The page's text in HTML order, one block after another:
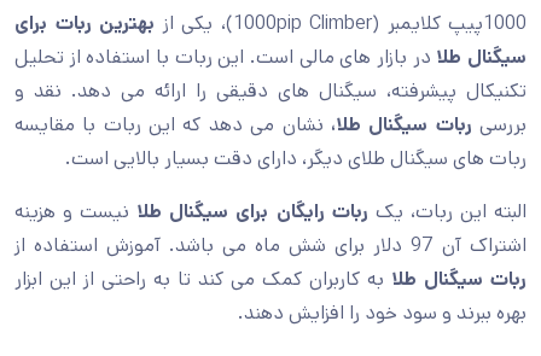
1000پیپ کلایمبر (1000pip Climber)، یکی از
بهترین ربات برای
سیگنال طلا در بازار های مالی است. این ربات با استفاده از تحلیل
تکنیکال پیشرفته، سیگنال های دقیقی را ارائه می دهد. نقد و
بررسی ربات سیگنال طلا، نشان می دهد که این ربات با مقایسه
ربات های سیگنال طلای دیگر، دارای دقت بسیار بالایی است.
البته این ربات، یک ربات رایگان برای سیگنال طلا نیست و هزینه
اشتراک آن 97 دلار برای شش ماه می باشد. آموزش استفاده از
ربات سیگنال طلا به کاربران کمک می کند تا به راحتی از این ابزار
بهره ببرند و سود خود را افزایش دهند.